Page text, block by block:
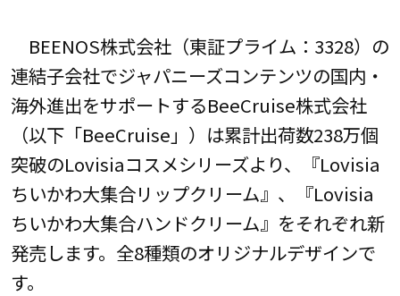
BEENOS株式会社（東証プライム：3328）の
連結子会社でジャパニーズコンテンツの国内・
海外進出をサポートするBeeCruise株式会社
（以下「BeeCruise」）は累計出荷数238万個
突破のLovisiaコスメシリーズより、『Lovisia
ちいかわ大集合リップクリーム』、『Lovisia
ちいかわ大集合ハンドクリーム』をそれぞれ新
発売します。全8種類のオリジナルデザインで
す。